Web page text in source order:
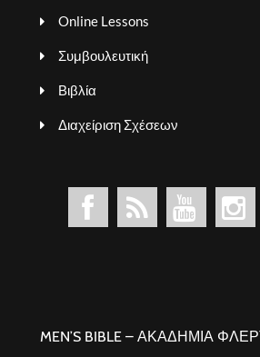
Online Lessons
Συμβουλευτική
Βιβλία
Διαχείριση Σχέσεων
MEN’S BIBLE – ΑΚΑΔΗΜΙΑ